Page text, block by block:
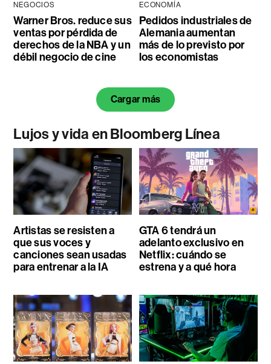
NEGOCIOS
Warner Bros. reduce sus
ventas por pérdida de
derechos de la NBA y un
débil negocio de cine
ECONOMÍA
Pedidos industriales de
Alemania aumentan
más de lo previsto por
los economistas
Cargar más
Lujos y vida en Bloomberg Línea
Artistas se resisten a
que sus voces y
canciones sean usadas
para entrenar a la IA
GTA 6 tendrá un
adelanto exclusivo en
Netflix: cuándo se
estrena y a qué hora